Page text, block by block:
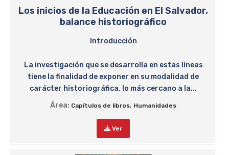
Los inicios de la Educación en El Salvador,
balance historiográfico
Introducción
La investigación que se desarrolla en estas líneas
tiene la finalidad de exponer en su modalidad de
carácter historiográfica, lo más cercano a la...
Área: Capítulos de libros, Humanidades
Ver